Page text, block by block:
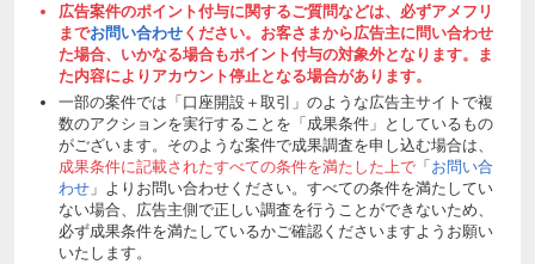
広告案件のポイント付与に関するご質問などは、必ずアメフリ
までお問い合わせください。お客さまから広告主に問い合わせ
た場合、いかなる場合もポイント付与の対象外となります。ま
た内容によりアカウント停止となる場合があります。
一部の案件では「口座開設＋取引」のような広告主サイトで複
数のアクションを実行することを「成果条件」としているもの
がございます。そのような案件で成果調査を申し込む場合は、
成果条件に記載されたすべての条件を満たした上で「お問い合
わせ」よりお問い合わせください。すべての条件を満たしてい
ない場合、広告主側で正しい調査を行うことができないため、
必ず成果条件を満たしているかご確認くださいますようお願い
いたします。